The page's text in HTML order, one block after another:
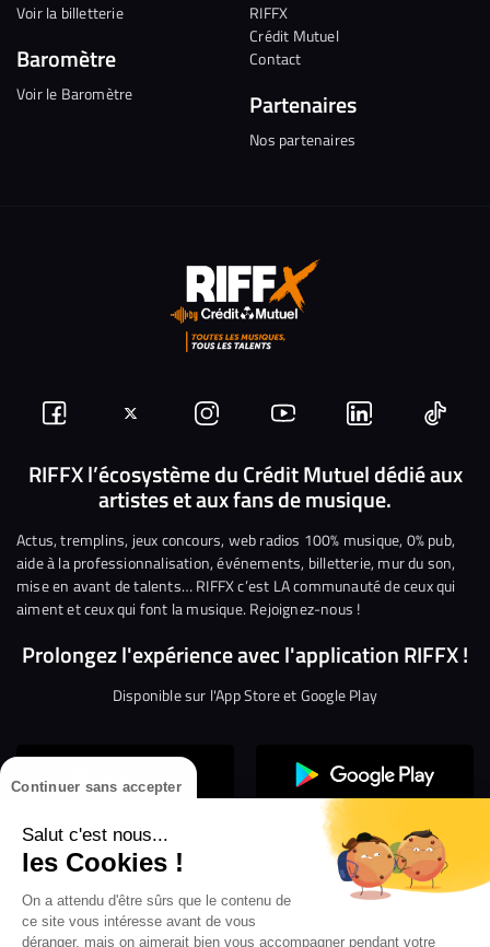
Continuer sans accepter
Salut c'est nous...
les Cookies !
On a attendu d'être sûrs que le contenu de
ce site vous intéresse avant de vous
déranger, mais on aimerait bien vous accompagner pendant votre
Voir la billetterie
Baromètre
Voir le Baromètre
RIFFX
Crédit Mutuel
Contact
Partenaires
Nos partenaires
Suivez-
nous
Facebook
Suivez-
nous
sur
Twitter
Nous
rejoindre
sur
Instagram
Nous
rejoindre
sur
YouTube
Nous
rejoindre
sur
Linkedin
Nous
RIFFX l’écosystème du Crédit Mutuel dédié aux
artistes et aux fans de musique.
Actus, tremplins, jeux concours, web radios 100% musique, 0% pub,
aide à la professionnalisation, événements, billetterie, mur du son,
mise en avant de talents… RIFFX c’est LA communauté de ceux qui
aiment et ceux qui font la musique. Rejoignez-nous !
Prolongez l'expérience avec l'application RIFFX !
Disponible sur l'App Store et Google Play
Confidentialité
Gestion des cookies
Conditions générales d’utilisation
Mentions légales